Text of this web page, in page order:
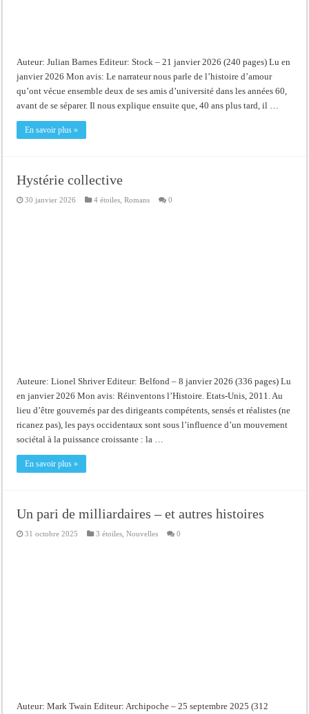
Auteur: Julian Barnes Editeur: Stock – 21 janvier 2026 (240 pages) Lu en
janvier 2026 Mon avis: Le narrateur nous parle de l’histoire d’amour
qu’ont vécue ensemble deux de ses amis d’université dans les années 60,
avant de se séparer. Il nous explique ensuite que, 40 ans plus tard, il …
En savoir plus »
Hystérie collective
30 janvier 2026 4 étoiles ,Romans 0
Auteure: Lionel Shriver Editeur: Belfond – 8 janvier 2026 (336 pages) Lu
en janvier 2026 Mon avis: Réinventons l’Histoire. Etats-Unis, 2011. Au
lieu d’être gouvernés par des dirigeants compétents, sensés et réalistes (ne
ricanez pas), les pays occidentaux sont sous l’influence d’un mouvement
sociétal à la puissance croissante : la …
En savoir plus »
Un pari de milliardaires – et autres histoires
31 octobre 2025 3 étoiles ,Nouvelles 0
Auteur: Mark Twain Editeur: Archipoche – 25 septembre 2025 (312